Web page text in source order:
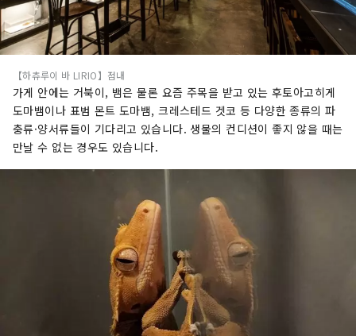
【하츄루이 바 LIRIO】점내
가게 안에는 거북이, 뱀은 물론 요즘 주목을 받고 있는 후토아고히게
도마뱀이나 표범 몬트 도마뱀, 크레스테드 겟코 등 다양한 종류의 파
충류·양서류들이 기다리고 있습니다. 생물의 컨디션이 좋지 않을 때는
만날 수 없는 경우도 있습니다.